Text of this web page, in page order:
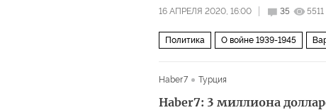
16 АПРЕЛЯ 2020, 16:00 35 5511
Политика О войне 1939-1945
Haber7 Турция
Haber7: 3 миллиона